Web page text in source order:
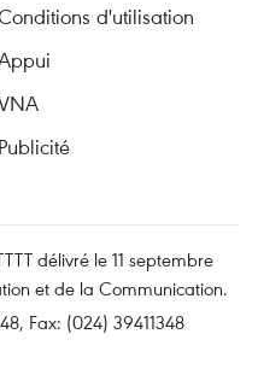
d'utilisation
Publicité
délivré le 11 septembre
et de la Communication.
Fax: (024) 39411348